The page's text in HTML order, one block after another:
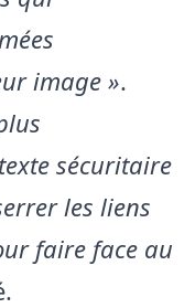
image ».
sécuritaire
les liens
faire face au